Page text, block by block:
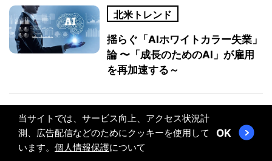
北米トレンド
揺らぐ「AIホワイトカラー失業」
論 〜「成長のためのAI」が雇用
を再加速する～
グローバル金融動向
金融は「AIを使う段階」から「AI
当サイトでは、サービス向上、アクセス状況計
測、広告配信などのためにクッキーを使用して
います。 個人情報保護について
OK